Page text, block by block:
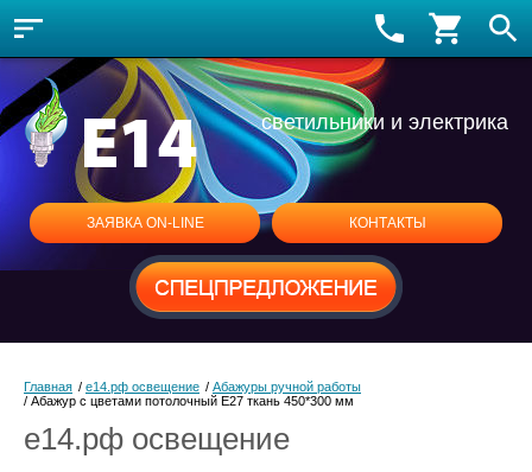
светильники и электрика
ЗАЯВКА ON-LINE КОНТАКТЫ
Главная / е14.рф освещение / Абажуры ручной работы
/ Абажур с цветами потолочный Е27 ткань 450*300 мм
е14.рф освещение